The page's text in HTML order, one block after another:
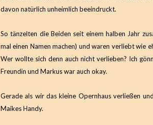
davon natürlich unheimlich beeindruckt.
So tänzelten die Beiden seit einem halben Jahr
mal einen Namen machen) und waren verliebt wie
Wer wollte sich denn auch nicht verlieben? Ich
Freundin und Markus war auch okay.
Gerade als wir das kleine Opernhaus verließen
Maikes Handy.